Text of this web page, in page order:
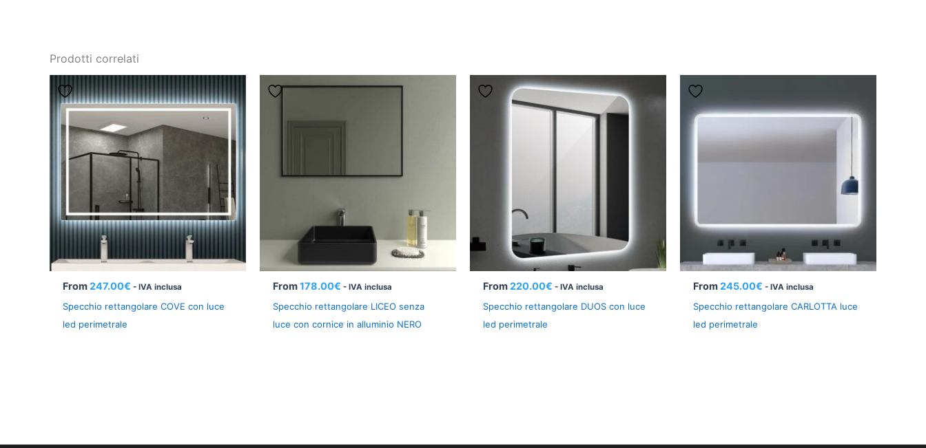
Prodotti correlati
From247.00€ - IVA inclusa
Specchio rettangolare COVE con luce
led perimetrale
From178.00€ - IVA inclusa
Specchio rettangolare LICEO senza
luce con cornice in alluminio NERO
From220.00€ - IVA inclusa
Specchio rettangolare DUOS con luce
led perimetrale
From245.00€ - IVA inclusa
Specchio rettangolare CARLOTTA luce
led perimetrale